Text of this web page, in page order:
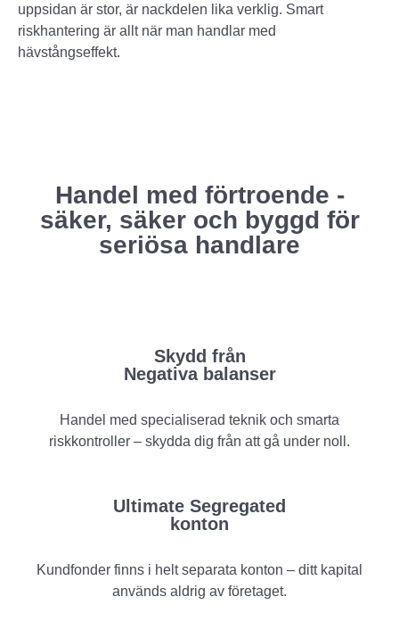
uppsidan är stor, är nackdelen lika verklig. Smart
riskhantering är allt när man handlar med
hävstångseffekt.
Handel med förtroende -
säker, säker och byggd för
seriösa handlare
Skydd från
Negativa balanser
Handel med specialiserad teknik och smarta
riskkontroller – skydda dig från att gå under noll.
Ultimate Segregated
konton
Kundfonder finns i helt separata konton – ditt kapital
används aldrig av företaget.